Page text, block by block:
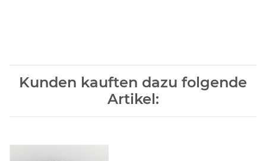
Kunden kauften dazu folgende
Artikel: